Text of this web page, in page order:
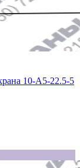
10-А5-22.5-5